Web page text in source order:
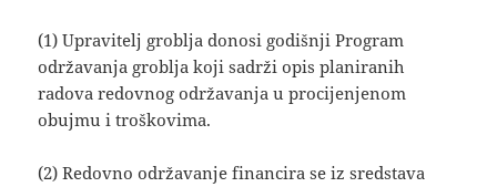
(1) Upravitelj groblja donosi godišnji Program
održavanja groblja koji sadrži opis planiranih
radova redovnog održavanja u procijenjenom
obujmu i troškovima.
(2) Redovno održavanje financira se iz sredstava